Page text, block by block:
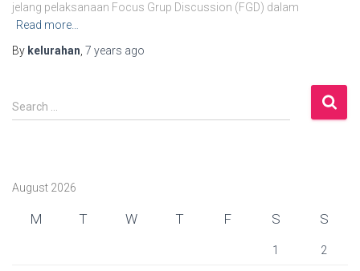
jelang pelaksanaan Focus Grup Discussion (FGD) dalam
Read more…
By kelurahan, 7 years ago
S
e
h
Search …
August 2026
M T W T F S S
1 2